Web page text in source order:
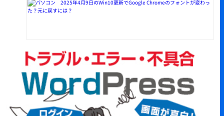
2025年4月9日のWin10更新でGoogle Chromeのフォントが変わっ
た？元に戻すには？